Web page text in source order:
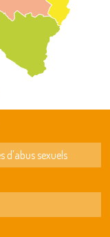
d'abus sexuels